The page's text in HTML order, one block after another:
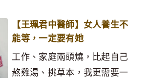
【王珮君中醫師】女人養生不
能等，一定要有她
工作、家庭兩頭燒，比起自己
熬雞湯、挑草本，我更需要一